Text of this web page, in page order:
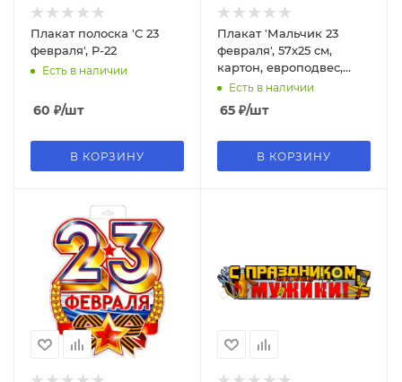
Плакат полоска 'С 23
февраля', P-22
Есть в наличии
60 ₽/шт
В КОРЗИНУ
Плакат 'Мальчик 23
февраля', 57х25 см,
картон, европодвес,
P34-410
Есть в наличии
65 ₽/шт
В КОРЗИНУ